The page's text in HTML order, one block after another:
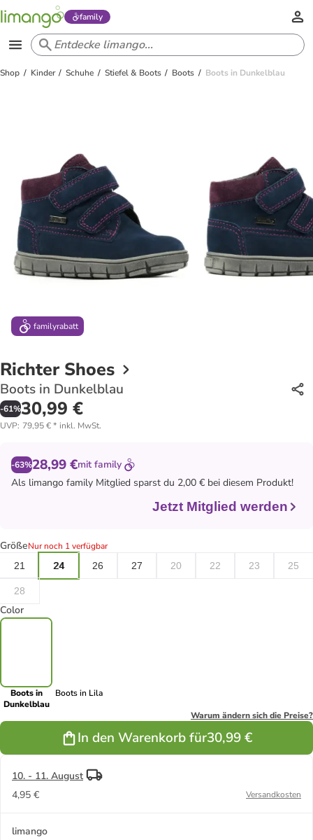
family
Shop Kinder Schuhe Stiefel & Boots Boots Boots in Dunkelblau
familyrabatt
Richter Shoes
Boots in Dunkelblau
-61%30,99 €
UVP: 79,95 €* inkl. MwSt.
-63%28,99 €mit family
Als limango family Mitglied sparst du 2,00 € bei diesem Produkt!
Jetzt Mitglied werden
GrößeNur noch 1 verfügbar
21
24 26 27 20 22 23 25
28
Color
Boots in
Dunkelblau
Boots in Lila
Warum ändern sich die Preise?
In den Warenkorb für30,99 €
10. - 11. August
4,95 €
Versandkosten
limango